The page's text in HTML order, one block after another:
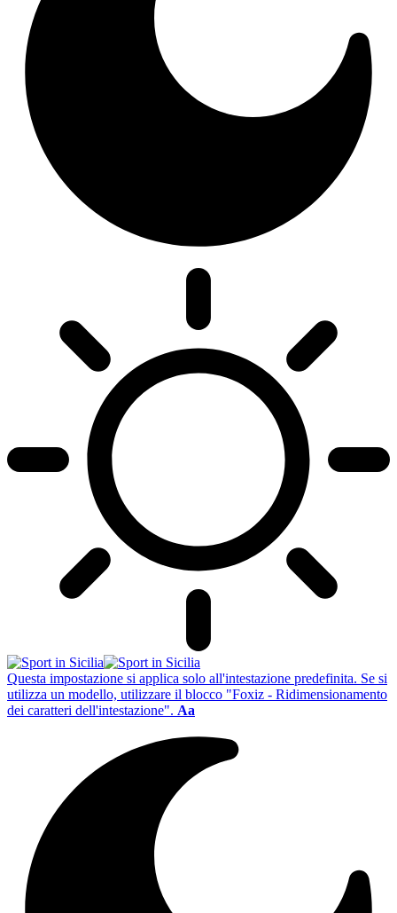
Questa impostazione si applica solo all'intestazione predefinita. Se si
utilizza un modello, utilizzare il blocco "Foxiz - Ridimensionamento
dei caratteri dell'intestazione". Aa